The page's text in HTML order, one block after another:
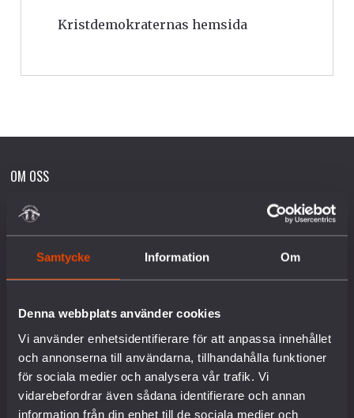
Samtycke Information Om
Denna webbplats använder cookies
Vi använder enhetsidentifierare för att anpassa innehållet
och annonserna till användarna, tillhandahålla funktioner
för sociala medier och analysera vår trafik. Vi
vidarebefordrar även sådana identifierare och annan
information från din enhet till de sociala medier och
Kristdemokraternas hemsida
OM OSS
Vår historia
Internationella nätverk
Föreningsinformation
English
VAD VI GÖR